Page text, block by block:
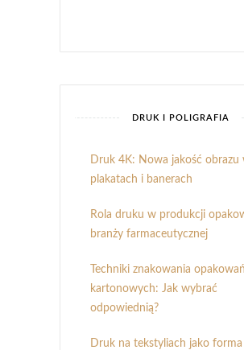
DRUK I POLIGRAFIA
Druk 4K: Nowa jakość obrazu
plakatach i banerach
Rola druku w produkcji
branży farmaceutycznej
Techniki znakowania opakowań
kartonowych: Jak wybrać
odpowiednią?
Druk na tekstyliach jako forma